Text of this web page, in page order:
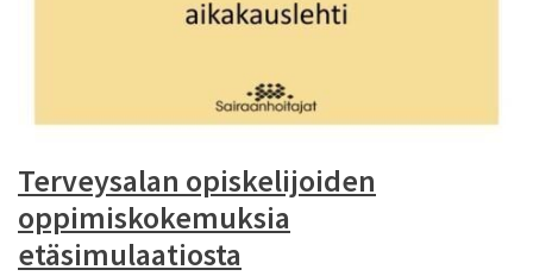
Terveysalan opiskelijoiden
oppimiskokemuksia
etäsimulaatiosta